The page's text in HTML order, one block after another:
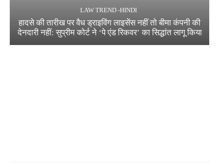
LAW TREND -HINDI
हादसे की तारीख पर वैध ड्राइविंग लाइसेंस नहीं तो बीमा कंपनी की
देनदारी नहीं: सुप्रीम कोर्ट ने ‘पे एंड रिकवर’ का सिद्धांत लागू किया